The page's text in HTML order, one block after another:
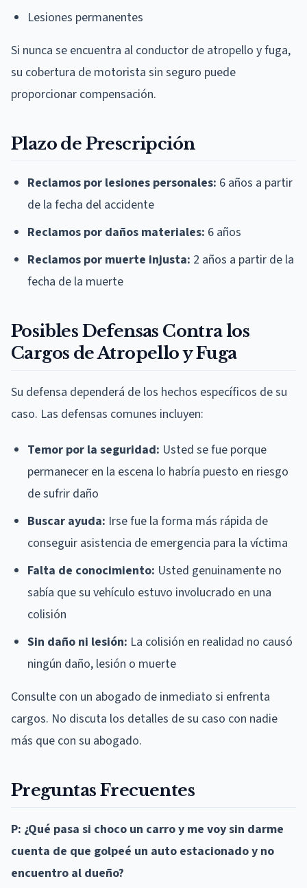
Lesiones permanentes
Si nunca se encuentra al conductor de atropello y fuga,
su cobertura de motorista sin seguro puede
proporcionar compensación.
Plazo de Prescripción
Reclamos por lesiones personales: 6 años a partir
de la fecha del accidente
Reclamos por daños materiales: 6 años
Reclamos por muerte injusta: 2 años a partir de la
fecha de la muerte
Posibles Defensas Contra los
Cargos de Atropello y Fuga
Su defensa dependerá de los hechos específicos de su
caso. Las defensas comunes incluyen:
Temor por la seguridad: Usted se fue porque
permanecer en la escena lo habría puesto en riesgo
de sufrir daño
Buscar ayuda: Irse fue la forma más rápida de
conseguir asistencia de emergencia para la víctima
Falta de conocimiento: Usted genuinamente no
sabía que su vehículo estuvo involucrado en una
colisión
Sin daño ni lesión: La colisión en realidad no causó
ningún daño, lesión o muerte
Consulte con un abogado de inmediato si enfrenta
cargos. No discuta los detalles de su caso con nadie
más que con su abogado.
Preguntas Frecuentes
P: ¿Qué pasa si choco un carro y me voy sin darme
cuenta de que golpeé un auto estacionado y no
encuentro al dueño?